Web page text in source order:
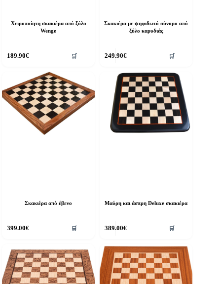
Χειροποίητη σκακιέρα από ξύλο
Wenge
189.90€ 🛒
Σκακιέρα με ψηφιδωτό σύνορο από
ξύλο καρυδιάς
249.90€ 🛒
Σκακιέρα από έβενο
399.00€ 🛒
Μαύρη και άσπρη Deluxe σκακιέρα
389.00€ 🛒